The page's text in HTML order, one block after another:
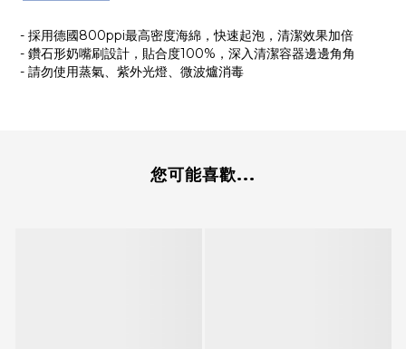
- 採用德國800ppi最高密度海綿，快速起泡，清潔效果加倍
- 鑽石形奶嘴刷設計，貼合度100%，深入清潔容器邊邊角角
- 請勿使用蒸氣、紫外光燈、微波爐消毒
您可能喜歡...